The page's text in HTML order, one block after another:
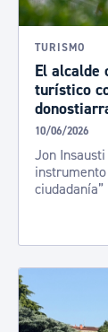
TURISMO
El alcalde
turístico
10/06/2026
Jon
ciudadanía”